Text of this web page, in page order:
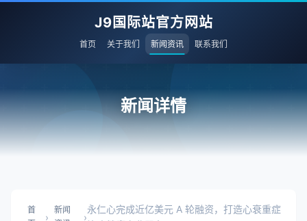
J9国际站官方网站
首页 关于我们 新闻资讯 联系我们
新闻详情
首
›
新闻
›
永仁心完成近亿美元 A 轮融资，打造心衰重症